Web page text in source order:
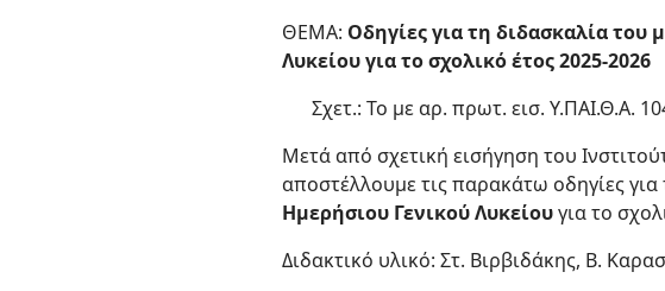
ΘΕΜΑ: Οδηγίες για τη διδασκαλία του
Λυκείου για το σχολικό έτος 2025-2026
Σχετ.: Το με αρ. πρωτ. εισ. Υ.ΠΑΙ.Θ.Α.
Μετά από σχετική εισήγηση του
αποστέλλουμε τις παρακάτω οδηγίες
Ημερήσιου Γενικού Λυκείουγια το
Διδακτικό υλικό: Στ. Βιρβιδάκης, Β.